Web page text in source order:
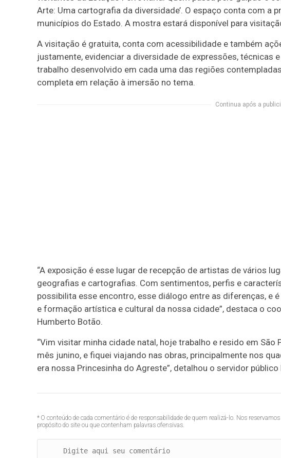
Arte: Uma cartografia da diversidade’. O espaço conta com a
municípios do Estado. A mostra estará disponível para
A visitação é gratuita, conta com acessibilidade e também
justamente, evidenciar a diversidade de expressões, técnicas
trabalho desenvolvido em cada uma das regiões
completa em relação à imersão no tema.
Continua após a
“A exposição é esse lugar de recepção de artistas de vários
geografias e cartografias. Com sentimentos, perfis e
possibilita esse encontro, esse diálogo entre as diferenças, e
e formação artística e cultural da nossa cidade”, destaca o
Humberto Botão.
“Vim visitar minha cidade natal, hoje trabalho e resido em
mês junino, e fiquei viajando nas obras, principalmente nos
era nossa Princesinha do Agreste”, detalhou o servidor
* O conteúdo de cada comentário é de responsabilidade de quem realizá-lo. Nos
propósito do site ou que contenham palavras ofensivas.